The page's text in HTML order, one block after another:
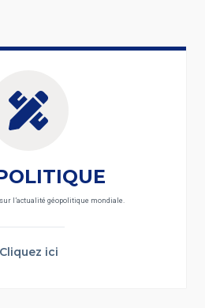
l’actualité géopolitique mondiale.
Cliquez ici